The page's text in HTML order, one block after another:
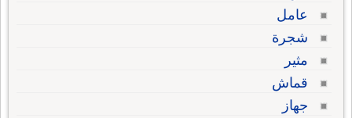
عامل
شجرة
مثير
قماش
جهاز